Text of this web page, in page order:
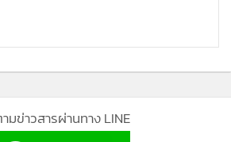
างปืนใหญ่ กับ BM21
มข่าวสารผ่านทาง LINE
คุกกี้ (Cookies)